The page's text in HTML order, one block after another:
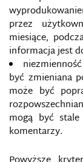
przez
miesiące,
informacja jest
być zmieniana
może być
mogą być
komentarzy.
HEJT
HONEYPOT
INFORMACJA
WOJSKOWYCH
PRZECIWKO